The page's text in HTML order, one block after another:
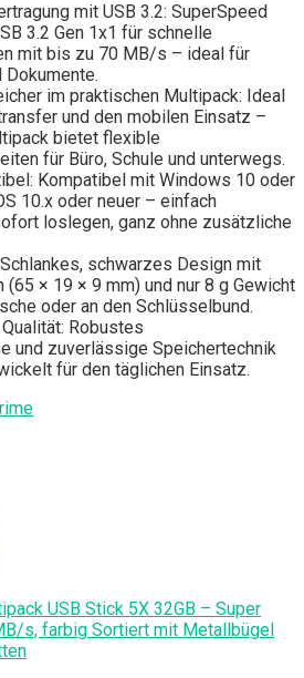
mit USB 3.2: SuperSpeed
3.2 Gen 1x1 für schnelle
mit bis zu 70 MB/s – ideal für
Dokumente.
im praktischen Multipack: Ideal
und den mobilen Einsatz –
bietet flexible
für Büro, Schule und unterwegs.
Kompatibel mit Windows 10 oder
10.x oder neuer – einfach
loslegen, ganz ohne zusätzliche
schwarzes Design mit
(65 × 19 × 9 mm) und nur 8 g Gewicht
oder an den Schlüsselbund.
Robustes
und zuverlässige Speichertechnik
für den täglichen Einsatz.
USB Stick 5X 32GB – Super
s, farbig Sortiert mit Metallbügel